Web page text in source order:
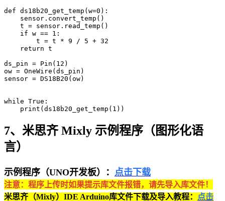
def ds18b20_get_temp(w=0):
    sensor.convert_temp()
    t = sensor.read_temp()
    if w == 1:
        t = t * 9 / 5 + 32
    return t
ds_pin = Pin(12)
ow = OneWire(ds_pin)
sensor = DS18B20(ow)
while True:
7、米思齐 Mixly 示例程序（图形化语
言）
示例程序（UNO开发板）： 点击下载
注意：程序上传时如果提示库文件报错，请先导入库文件！
米思齐（Mixly）IDE Arduino库文件下载及导入教程： 点击